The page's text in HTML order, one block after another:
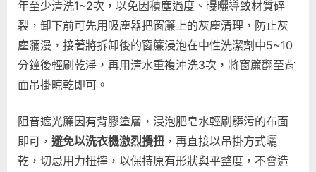
年至少清洗1~2次，以免因積塵過度、曝曬導致材質碎
裂，卸下前可先用吸塵器把窗簾上的灰塵清理，防止灰
塵瀰漫，接著將拆卸後的窗簾浸泡在中性洗潔劑中5~10
分鐘後輕刷乾淨，再用清水重複沖洗3次，將窗簾翻至背
面吊掛晾乾即可。
阻音遮光簾因有背膠塗層，浸泡肥皂水輕刷髒污的布面
即可， 避免以洗衣機激烈攪扭 ，再直接以吊掛方式曬
乾，切忌用力扭擰，以保持原有形狀與平整度，不會造